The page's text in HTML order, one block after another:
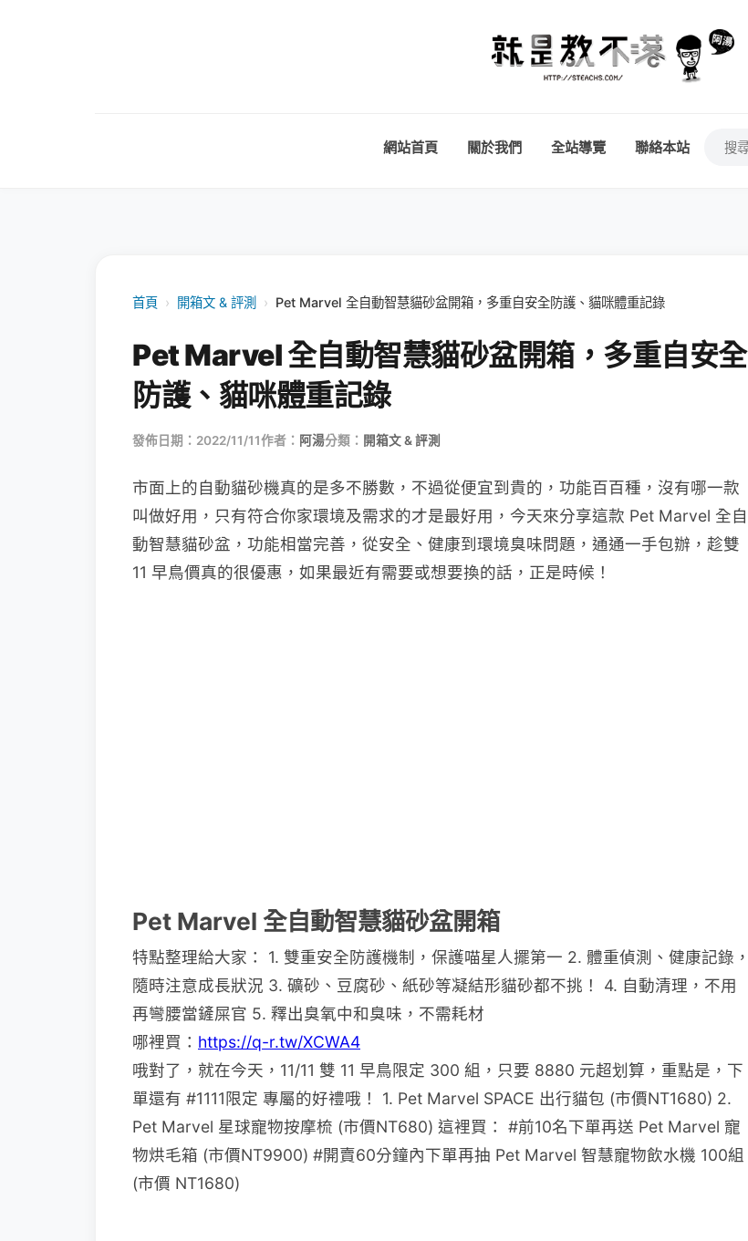
網站首頁 關於我們 全站導覽 聯絡本站
首頁 › 開箱文 & 評測 › Pet Marvel 全自動智慧貓砂盆開箱，多重自安全防護、貓咪體重記錄
Pet Marvel 全自動智慧貓砂盆開箱，多重自安全
防護、貓咪體重記錄
發佈日期：2022/11/11作者： 阿湯分類： 開箱文 & 評測
市面上的自動貓砂機真的是多不勝數，不過從便宜到貴的，功能百百種，沒有哪一款
叫做好用，只有符合你家環境及需求的才是最好用，今天來分享這款 Pet Marvel 全自
動智慧貓砂盆，功能相當完善，從安全、健康到環境臭味問題，通通一手包辦，趁雙
11 早鳥價真的很優惠，如果最近有需要或想要換的話，正是時候！
Pet Marvel 全自動智慧貓砂盆開箱
特點整理給大家： 1. 雙重安全防護機制，保護喵星人擺第一 2. 體重偵測、健康記錄，
隨時注意成長狀況 3. 礦砂、豆腐砂、紙砂等凝結形貓砂都不挑！ 4. 自動清理，不用
再彎腰當鏟屎官 5. 釋出臭氧中和臭味，不需耗材
哪裡買： https://q-r.tw/XCWA4
哦對了，就在今天，11/11 雙 11 早鳥限定 300 組，只要 8880 元超划算，重點是，下
單還有 #1111限定 專屬的好禮哦！ 1. Pet Marvel SPACE 出行貓包 (市價NT1680) 2.
Pet Marvel 星球寵物按摩梳 (市價NT680) 這裡買： #前10名下單再送 Pet Marvel 寵
物烘毛箱 (市價NT9900) #開賣60分鐘內下單再抽 Pet Marvel 智慧寵物飲水機 100組
(市價 NT1680)